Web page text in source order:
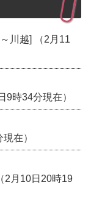
川越] （2月11
9時34分現在）
在）
2月10日20時19